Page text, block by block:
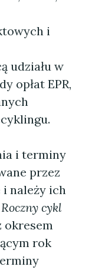
i
udziału w
opłat EPR,
i terminy
przez
należy ich
Roczny cykl
okresem
rok